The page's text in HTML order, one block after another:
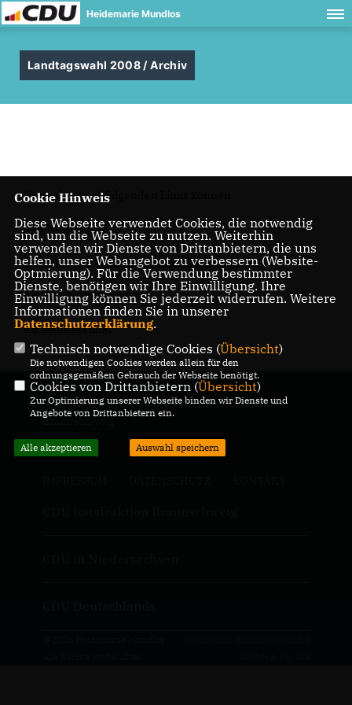
Heidemarie Mundlos
Landtagswahl 2008 / Archiv
Unter den nachfolgenden Links können
den Wahlaufruf,
Sie den Flyer zur Landtagswahl 2008 aufrufen,
die Wahlerinnerung,
die Danksagung.
Informationen rund um Heidemarie Mundlos aus
Braunschweig
Cookie Hinweis
Diese Webseite verwendet Cookies, die notwendig
sind, um die Webseite zu nutzen. Weiterhin
verwenden wir Dienste von Drittanbietern, die uns
helfen, unser Webangebot zu verbessern (Website-
Optmierung). Für die Verwendung bestimmter
Dienste, benötigen wir Ihre Einwilligung. Ihre
Einwilligung können Sie jederzeit widerrufen. Weitere
Informationen finden Sie in unserer
Datenschutzerklärung.
Technisch notwendige Cookies (Übersicht)
Die notwendigen Cookies werden allein für den
ordnungsgemäßen Gebrauch der Webseite benötigt.
Cookies von Drittanbietern (Übersicht)
Zur Optimierung unserer Webseite binden wir Dienste und
Angebote von Drittanbietern ein.
Alle akzeptieren Auswahl speichern